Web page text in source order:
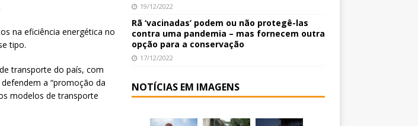
na eficiência energética no
tipo.
transporte do país, com
a “promoção da
modelos de transporte
19/12/2022
Rã ‘vacinadas’ podem ou não protegê-las
contra uma pandemia – mas fornecem outra
opção para a conservação
17/12/2022
NOTÍCIAS EM IMAGENS